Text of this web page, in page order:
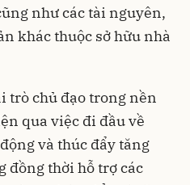
như các tài nguyên,
khác thuộc sở hữu nhà
trò chủ đạo trong nền
qua việc đi đầu về
và thúc đẩy tăng
đồng thời hỗ trợ các